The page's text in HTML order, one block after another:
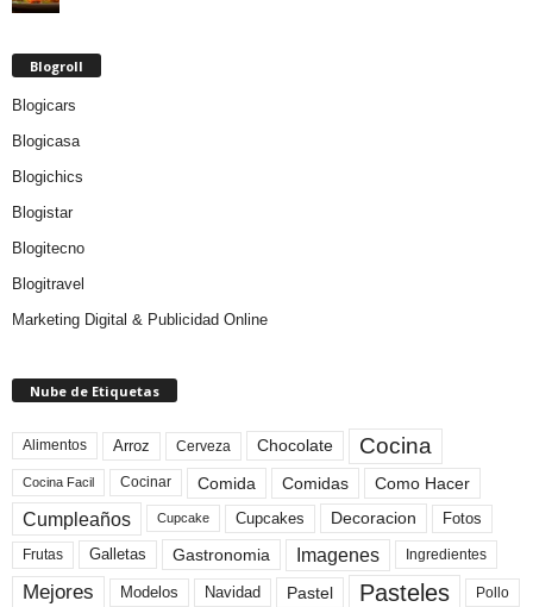
Blogroll
Blogicars
Blogicasa
Blogichics
Blogistar
Blogitecno
Blogitravel
Marketing Digital & Publicidad Online
Nube de Etiquetas
Alimentos Arroz Cerveza Chocolate Cocina
Cocina Facil Cocinar Comida Comidas Como Hacer
Cumpleaños Cupcake Cupcakes Decoracion Fotos
Frutas Galletas Gastronomia Imagenes Ingredientes
Mejores Modelos Navidad Pastel Pasteles Pollo